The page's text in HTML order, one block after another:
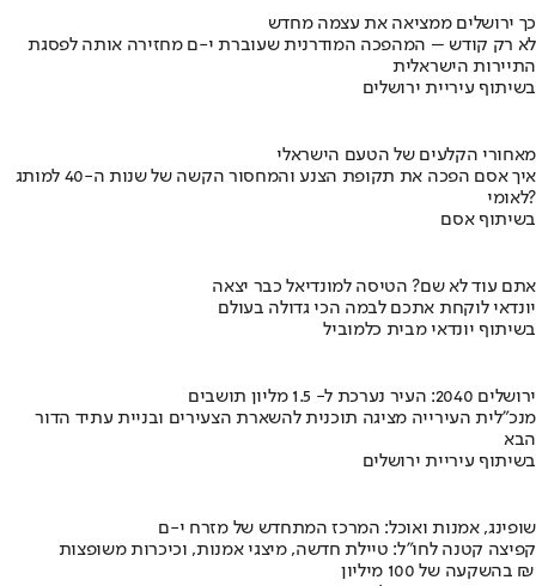
כך ירושלים ממציאה את עצמה מחדש
לא רק קודש – המהפכה המודרנית שעוברת י-ם מחזירה אותה לפסגת
התיירות הישראלית
בשיתוף עיריית ירושלים
מאחורי הקלעים של הטעם הישראלי
איך אסם הפכה את תקופת הצנע והמחסור הקשה של שנות ה-40 למותג
לאומי?
בשיתוף אסם
אתם עוד לא שם? הטיסה למונדיאל כבר יצאה
יונדאי לוקחת אתכם לבמה הכי גדולה בעולם
בשיתוף יונדאי מבית כלמוביל
ירושלים 2040: העיר נערכת ל- 1.5 מליון תושבים
מנכ"לית העירייה מציגה תוכנית להשארת הצעירים ובניית עתיד הדור
הבא
בשיתוף עיריית ירושלים
שופינג, אמנות ואוכל: המרכז המתחדש של מזרח י-ם
קפיצה קטנה לחו"ל: טיילת חדשה, מיצגי אמנות, וכיכרות משופצות
בהשקעה של 100 מיליון ₪